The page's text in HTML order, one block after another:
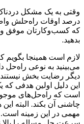
درصد اوقات راه‌حلش
که کسب‌و‌کارتان موفق و
بدهید.
لازم است همینجا بگویم
می‌بینید به نوعی راه‌حل
دیگر رضایت بخش نیستند
این دلیل اولین هدفی که
است که راه‌حل‌های موجود
چاشنی آن بکند. البته
مهمی در این زمینه